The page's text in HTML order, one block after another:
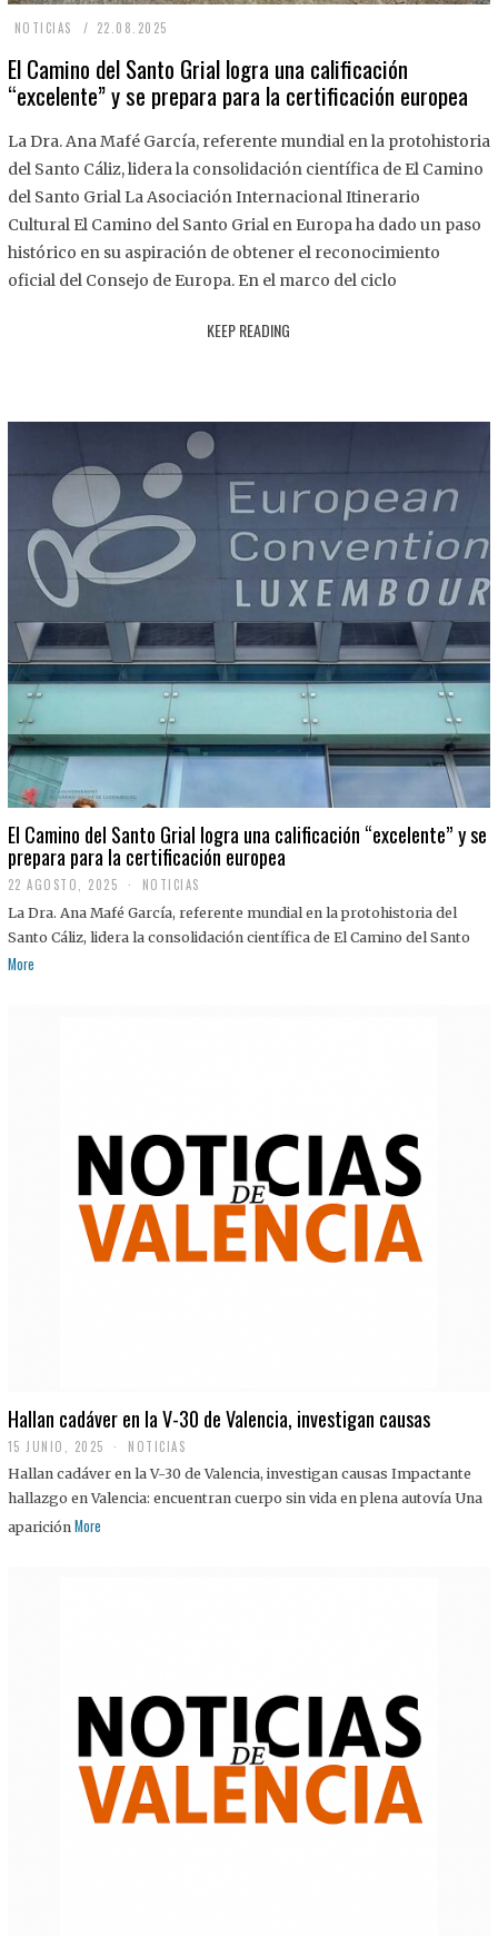
NOTICIAS 22.08.2025
.
8
2
2
El Camino del Santo Grial logra una calificación
“excelente” y se prepara para la certificación europea
La Dra. Ana Mafé García, referente mundial en la protohistoria
del Santo Cáliz, lidera la consolidación científica de El Camino
del Santo Grial La Asociación Internacional Itinerario
Cultural El Camino del Santo Grial en Europa ha dado un paso
histórico en su aspiración de obtener el reconocimiento
oficial del Consejo de Europa. En el marco del ciclo
KEEP READING
El Camino del Santo Grial logra una calificación “excelente” y se
prepara para la certificación europea
22 AGOSTO, 2025
2
A
G
NOTICIAS
La Dra. Ana Mafé García, referente mundial en la protohistoria del
Santo Cáliz, lidera la consolidación científica de El Camino del Santo
More
Hallan cadáver en la V-30 de Valencia, investigan causas
15 JUNIO, 2025 NOTICIAS
Hallan cadáver en la V-30 de Valencia, investigan causas Impactante
hallazgo en Valencia: encuentran cuerpo sin vida en plena autovía Una
aparición More